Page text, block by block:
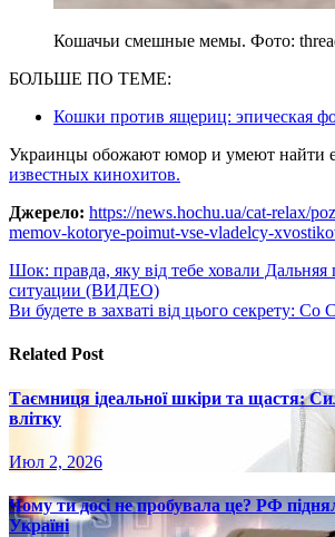
Кошачьи смешные мемы. Фото:
БОЛЬШЕ ПО ТЕМЕ:
Кошки против ящериц: эпическая
Украинцы обожают юмор и умеют найти
известных кинохитов.
Джерело: https://news.hochu.ua/cat-relax/
memov-kotorye-poimut-vse-vladelcy-
Навигация
по
Шок: правда, яку від тебе ховали Дальняя
ситуации (ВИДЕО)
Ви будете в захваті від цього секрету:
Related Post
Таємниця ідеальної шкіри та щастя:
влітку
Июл 2, 2026
Чому ти досі не пробувала це? РФ
Україні